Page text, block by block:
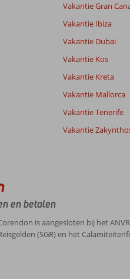
Kindvriendelijk
Wifi kwaliteit
Filter
Alle
10
Vakantie Gran
Vakantie Ibiza
Vakantie Dubai
Vakantie Kos
Vakantie Kreta
Vakantie Mallorca
Vakantie Tenerife
Vakantie
en betalen
is aangesloten bij het
(SGR) en het